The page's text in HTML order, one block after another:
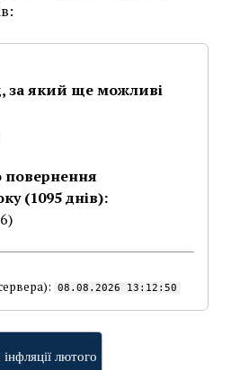
за який ще можливі
(1095 днів):
08.08.2026 13:12:50
інфляції лютого